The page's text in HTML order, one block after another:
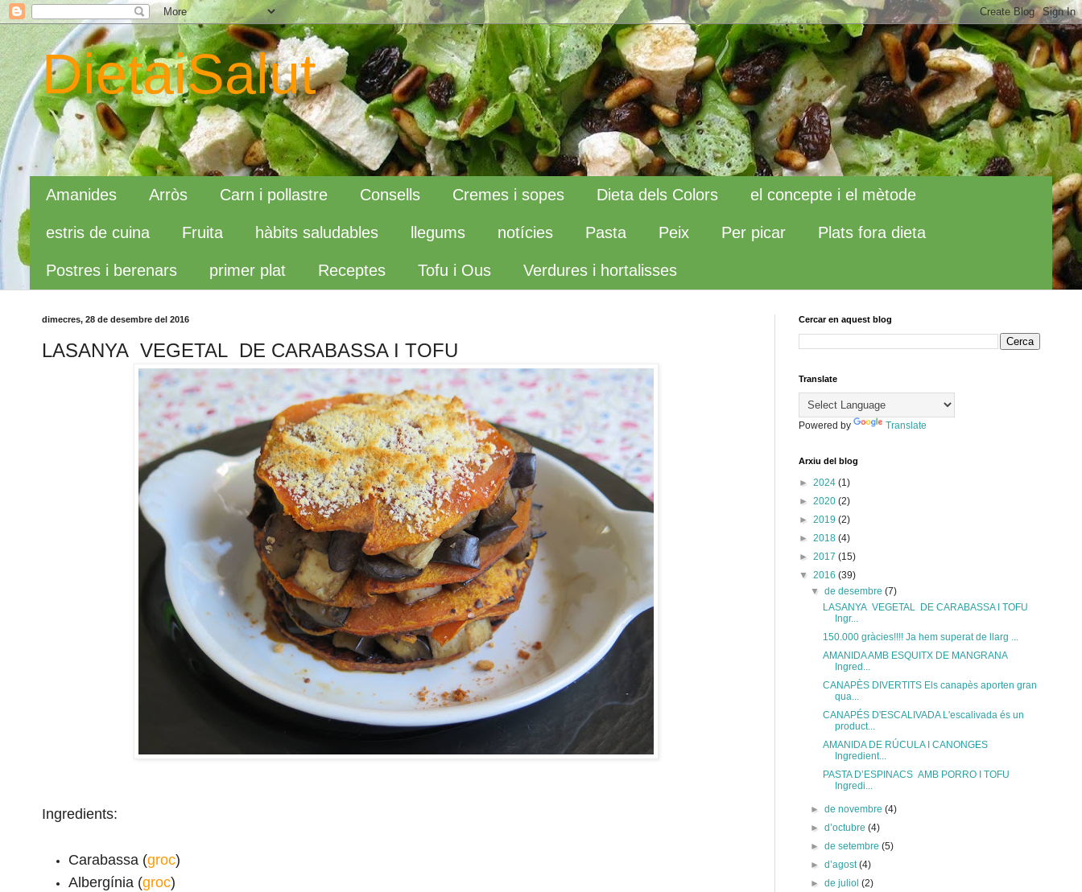
DietaiSalut
Amanides Arròs Carn i pollastre Consells Cremes i sopes Dieta dels Colors el concepte i el mètode
estris de cuina Fruita hàbits saludables llegums notícies Pasta Peix Per picar Plats fora dieta
Postres i berenars primer plat Receptes Tofu i Ous Verdures i hortalisses
dimecres, 28 de desembre del 2016
LASANYA VEGETAL DE CARABASSA I TOFU
Ingredients:
Carabassa (groc)
Albergínia (groc)
Cercar en aquest blog
Translate
Powered by Translate
Arxiu del blog
► 2024 (1)
► 2020 (2)
► 2019 (2)
► 2018 (4)
► 2017 (15)
▼ 2016 (39)
▼de desembre(7)
LASANYA VEGETAL DE CARABASSA I TOFU
Ingr...
150.000 gràcies!!!! Ja hem superat de llarg ...
AMANIDA AMB ESQUITX DE MANGRANA
Ingred...
CANAPÈS DIVERTITS Els canapès aporten gran
qua...
CANAPÉS D'ESCALIVADA L'escalivada és un
product...
AMANIDA DE RÚCULA I CANONGES
Ingredient...
PASTA D’ESPINACS AMB PORRO I TOFU
Ingredi...
►de novembre(4)
►d’octubre(4)
►de setembre(5)
►d’agost(4)
►de juliol(2)